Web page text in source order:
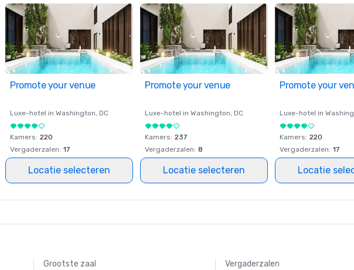
Promote your venue
Luxe-hotel in Washington, DC
Kamers: 220
Vergaderzalen: 17
Locatie selecteren
Promote your venue
Luxe-hotel in Washington, DC
Kamers: 237
Vergaderzalen: 8
Locatie selecteren
Promote your
Luxe-hotel in
Kamers: 220
Vergaderzalen: 17
Locatie
Grootste zaal
Vergaderzalen